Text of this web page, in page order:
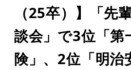
（25卒）】「先
談会」で3位「第
険」、2位「明治